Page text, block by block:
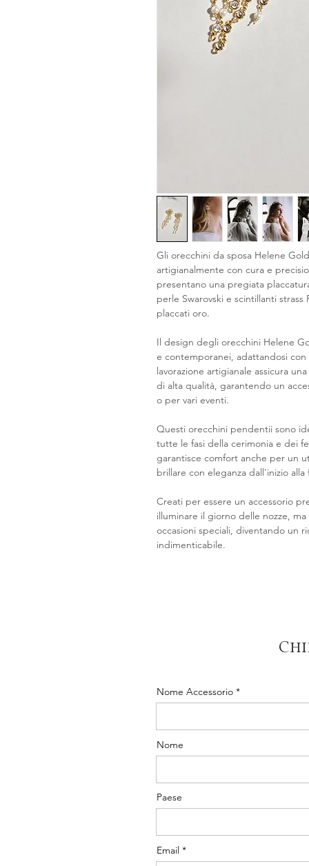
Gli orecchini da sposa Helene
artigianalmente con cura e
presentano una pregiata
perle Swarovski e scintillanti
placcati oro.
Il design degli orecchini Helene
e contemporanei, adattandosi con
lavorazione artigianale assicura
di alta qualità, garantendo un
o per vari eventi.
Questi orecchini pendentii sono
tutte le fasi della cerimonia e dei
garantisce comfort anche per un
brillare con eleganza dall'inizio
Creati per essere un accessorio
illuminare il giorno delle nozze,
occasioni speciali, diventando un
indimenticabile.
Nome Accessorio
Nome
Paese
Email